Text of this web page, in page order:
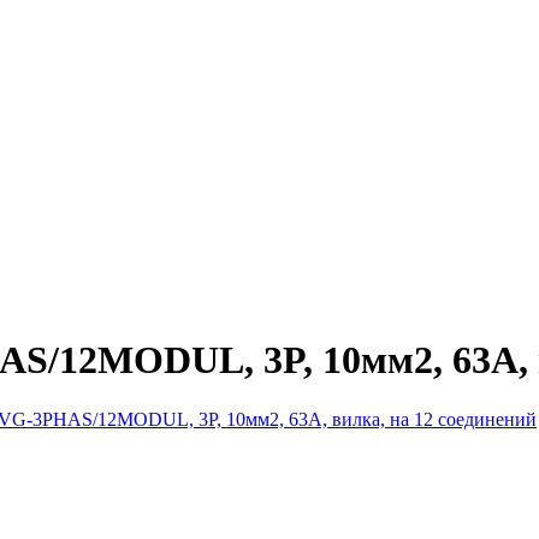
12MODUL, 3P, 10мм2, 63А,
3PHAS/12MODUL, 3P, 10мм2, 63А, вилка, на 12 соединений